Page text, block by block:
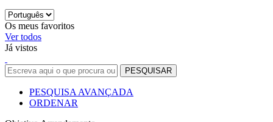
Os meus favoritos
Ver todos
Já vistos
PESQUISA AVANÇADA
ORDENAR